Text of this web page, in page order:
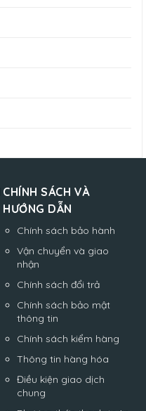
CHÍNH SÁCH VÀ
HƯỚNG DẪN
Chính sách bảo hành
Vận chuyển và giao
nhận
Chính sách đổi trả
Chính sách bảo mật
thông tin
Chính sách kiểm hàng
Thông tin hàng hóa
Điều kiện giao dịch
chung